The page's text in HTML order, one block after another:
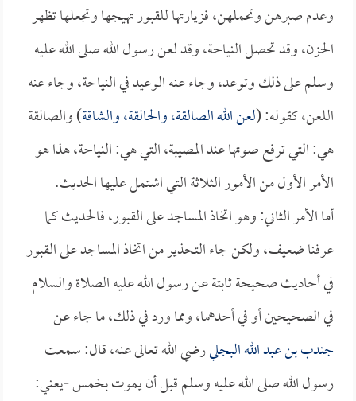
وعدم صبرهن وتحملهن، فزيارتها للقبور تهيجها وتجعلها تظهر
الحزن، وقد تحصل النياحة، وقد لعن رسول الله صلى الله عليه
وسلم على ذلك وتوعد، وجاء عنه الوعيد في النياحة، وجاء عنه
اللعن، كقوله: (لعن الله الصالقة، والحالقة، والشاقة) والصالقة
هي: التي ترفع صوتها عند المصيبة، التي هي: النياحة، هذا هو
الأمر الأول من الأمور الثلاثة التي اشتمل عليها الحديث.
أما الأمر الثاني: وهو اتخاذ المساجد على القبور، فالحديث كما
عرفنا ضعيف، ولكن جاء التحذير من اتخاذ المساجد على القبور
في أحاديث صحيحة ثابتة عن رسول الله عليه الصلاة والسلام
في الصحيحين أو في أحدهما، ومما ورد في ذلك، ما جاء عن
جندب بن عبد الله البجليرضي الله تعالى عنه، قال: سمعت
رسول الله صلى الله عليه وسلم قبل أن يموت بخمس -يعني: